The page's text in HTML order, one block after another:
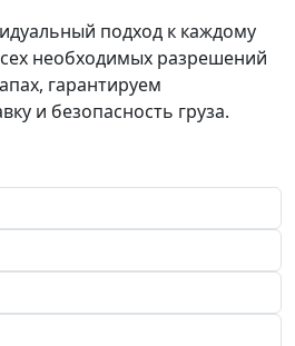
подход к каждому
необходимых разрешений
гарантируем
и безопасность груза.